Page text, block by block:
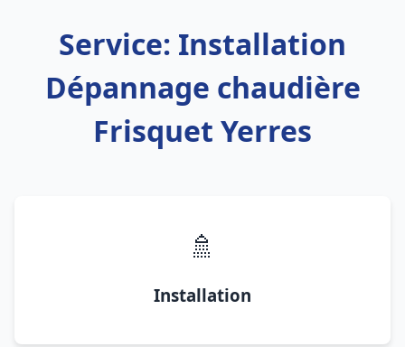
Service: Installation
Dépannage chaudière
Frisquet Yerres
🚿
Installation